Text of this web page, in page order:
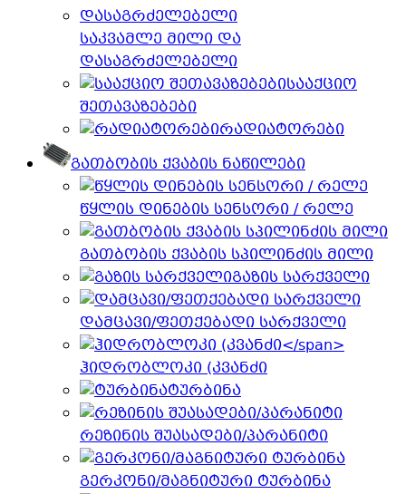
საკვამლე მილი და
დასაგრძელებელი
სააქციო
შეთავაზებები
რადიატორები
გათბობის ქვაბის ნაწილები
წყლის დინების სენსორი / რელე
გათბობის ქვაბის სპილინძის მილი
გაზის სარქველი
დამცავი/ფეთქებადი სარქველი
ჰიდრობლოკი (კვანძი
ტურბინა
რეზინის შუასადები/პარანიტი
გერკონი/მაგნიტური ტურბინა